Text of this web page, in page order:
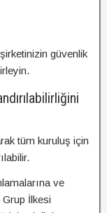
güvenlik
tüm kuruluş için
ve
İlkesi